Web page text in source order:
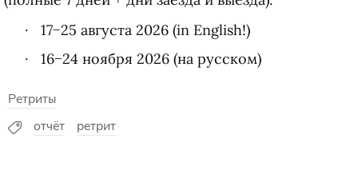
17−25 августа 2026 (in English!)
16−24 ноября 2026 (на русском)
Ретриты
отчёт
ретрит